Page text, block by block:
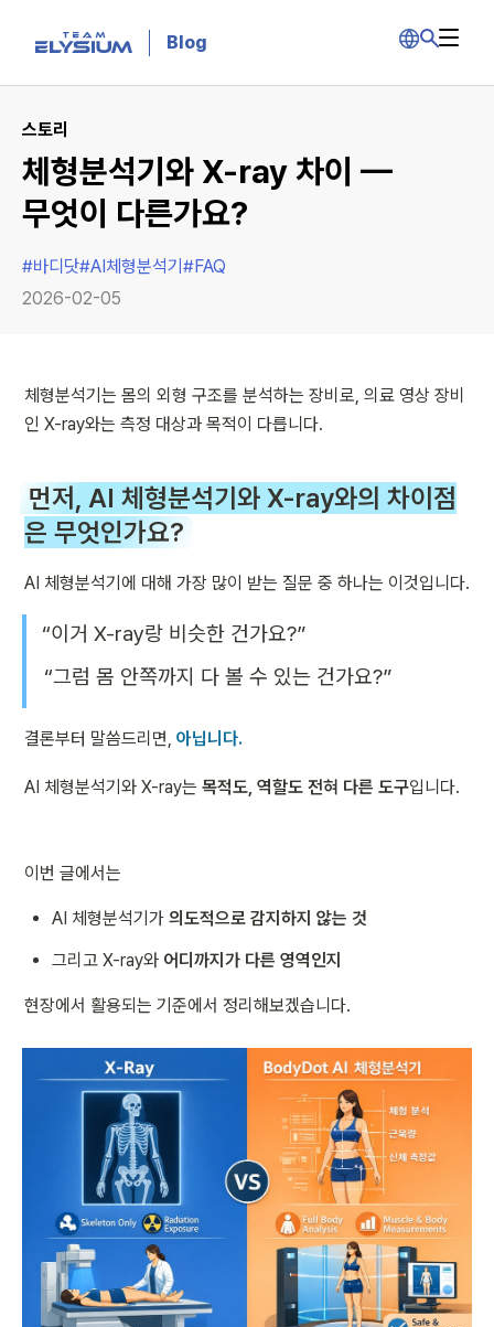
Blog
스토리
체형분석기와 X-ray 차이 —
무엇이 다른가요?
#바디닷#AI체형분석기 #FAQ
2026-02-05
체형분석기는 몸의 외형 구조를 분석하는 장비로, 의료 영상 장비
인 X-ray와는 측정 대상과 목적이 다릅니다.
먼저, AI 체형분석기와 X-ray와의 차이점
은 무엇인가요?
AI 체형분석기에 대해 가장 많이 받는 질문 중 하나는 이것입니다.
“이거 X-ray랑 비슷한 건가요?”
“그럼 몸 안쪽까지 다 볼 수 있는 건가요?”
결론부터 말씀드리면, 아닙니다.
AI 체형분석기와 X-ray는 목적도, 역할도 전혀 다른 도구입니다.
이번 글에서는
AI 체형분석기가 의도적으로 감지하지 않는 것
그리고 X-ray와 어디까지가 다른 영역인지
현장에서 활용되는 기준에서 정리해보겠습니다.